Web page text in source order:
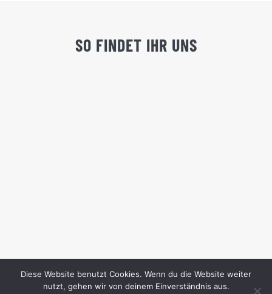
SO FINDET IHR UNS
Diese Website benutzt Cookies. Wenn du die Website weiter
nutzt, gehen wir von deinem Einverständnis aus.